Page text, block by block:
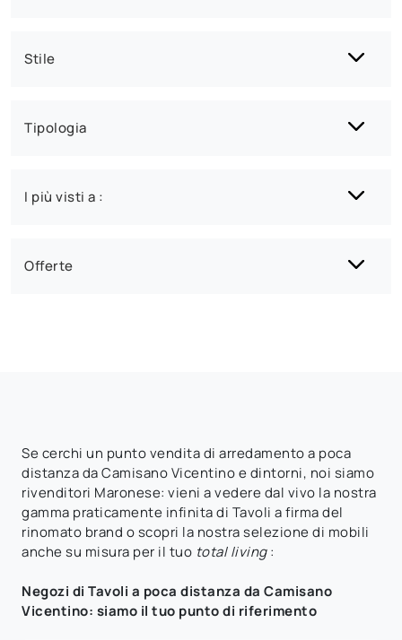
Stile
Tipologia
I più visti a :
Offerte
Se cerchi un punto vendita di arredamento a poca
distanza da Camisano Vicentino e dintorni, noi siamo
rivenditori Maronese: vieni a vedere dal vivo la nostra
gamma praticamente infinita di Tavoli a firma del
rinomato brand o scopri la nostra selezione di mobili
anche su misura per il tuo total living:
Negozi di Tavoli a poca distanza da Camisano
Vicentino: siamo il tuo punto di riferimento